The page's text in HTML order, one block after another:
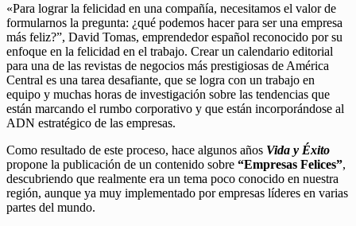
«Para lograr la felicidad en una compañía, necesitamos el valor de
formularnos la pregunta: ¿qué podemos hacer para ser una empresa
más feliz?”, David Tomas, emprendedor español reconocido por su
enfoque en la felicidad en el trabajo. Crear un calendario editorial
para una de las revistas de negocios más prestigiosas de América
Central es una tarea desafiante, que se logra con un trabajo en
equipo y muchas horas de investigación sobre las tendencias que
están marcando el rumbo corporativo y que están incorporándose al
ADN estratégico de las empresas.
Como resultado de este proceso, hace algunos años Vida y Éxito
propone la publicación de un contenido sobre “Empresas Felices”,
descubriendo que realmente era un tema poco conocido en nuestra
región, aunque ya muy implementado por empresas líderes en varias
partes del mundo.